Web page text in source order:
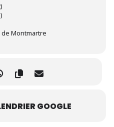
de Montmartre
GOOGLE